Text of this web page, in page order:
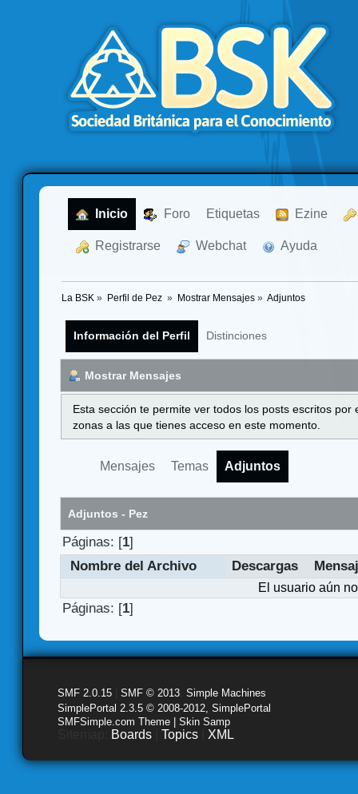
Inicio Foro Etiquetas Ezine
Registrarse Webchat Ayuda
La BSK » Perfil de Pez » Mostrar Mensajes» Adjuntos
Información del Perfil Distinciones
Mostrar Mensajes
Esta sección te permite ver todos los posts escritos
zonas a las que tienes acceso en este momento.
Mensajes Temas Adjuntos
Adjuntos - Pez
Páginas: [1]
Nombre del Archivo
Descargas
El usuario aún
Páginas: [1]
SMF 2.0.15 SMF © 2013 Simple Machines
SimplePortal 2.3.5 © 2008-2012, SimplePortal
SMFSimple.com Theme | Skin Samp
Boards Topics XML